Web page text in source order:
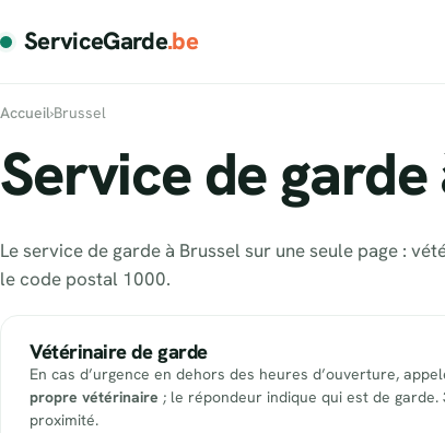
ServiceGarde.be
Accueil›Brussel
Service de garde
Le service de garde à Brussel sur une seule page :
le code postal 1000.
Vétérinaire de garde
En cas d’urgence en dehors des heures d’ouverture,
propre vétérinaire ; le répondeur indique qui est de garde.
proximité.